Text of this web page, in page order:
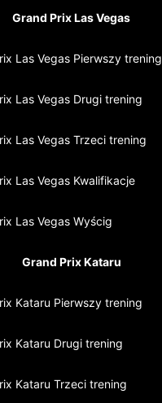
Grand Prix Las Vegas
Las Vegas Pierwszy trening
Las Vegas Drugi trening
Las Vegas Trzeci trening
Las Vegas Kwalifikacje
Las Vegas Wyścig
Grand Prix Kataru
Kataru Pierwszy trening
Kataru Drugi trening
Kataru Trzeci trening